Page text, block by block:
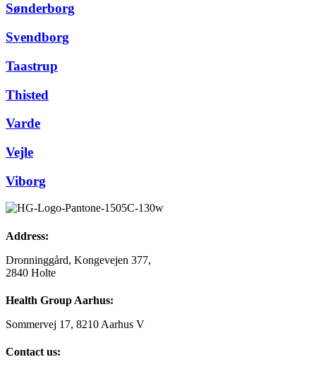
Sønderborg
Svendborg
Taastrup
Thisted
Varde
Vejle
Viborg
Address:
Dronninggård, Kongevejen 377,
2840 Holte
Health Group Aarhus:
Sommervej 17, 8210 Aarhus V
Contact us: